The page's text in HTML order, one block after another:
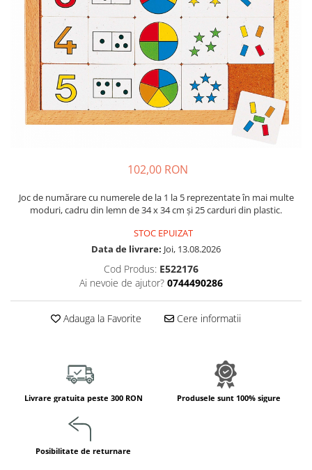
Vopsele
Biciclete si Triciclete
Biciclete
Accesorii
Biciclete VIKING
Biciclete Viking Challange
Amenajări camere senzoriale
Oferte pentru Camere Senzoriale
Creativitate si indemanare
Cuburi și cărămizi
Instrumente muzicale
Jucarii de constructii
Jocuri matematice
Jucării de sortare
Dezvoltare psihomotrica
Dezvoltare proprioceptiva
Dezvoltare vestibulara
102,00 RON
Joc de numărare cu numerele de la 1 la 5 reprezentate în mai multe
moduri, cadru din lemn de 34 x 34 cm și 25 carduri din plastic.
STOC EPUIZAT
Data de livrare: Joi, 13.08.2026
Cod Produs: E522176
Ai nevoie de ajutor? 0744490286
Adauga la Favorite Cere informatii
Livrare gratuita peste 300 RON Produsele sunt 100% sigure
Posibilitate de returnare